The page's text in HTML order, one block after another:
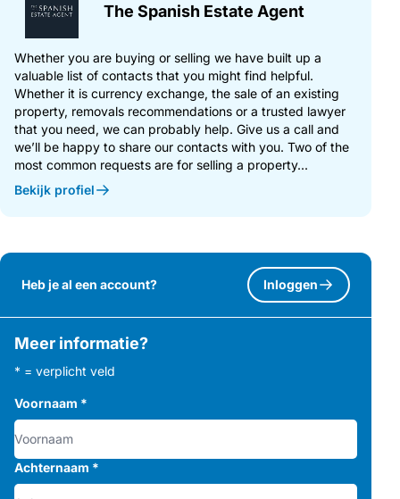
The Spanish Estate Agent
Whether you are buying or selling we have built up a
valuable list of contacts that you might find helpful.
Whether it is currency exchange, the sale of an existing
property, removals recommendations or a trusted lawyer
that you need, we can probably help. Give us a call and
we’ll be happy to share our contacts with you. Two of the
most common requests are for selling a property...
Bekijk profiel
Heb je al een account? Inloggen
Meer informatie?
* = verplicht veld
Voornaam *
Achternaam *